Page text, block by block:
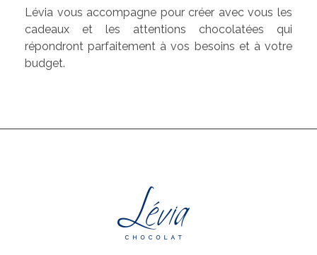
Lévia vous accompagne pour créer avec vous les
cadeaux et les attentions chocolatées qui
répondront parfaitement à vos besoins et à votre
budget.